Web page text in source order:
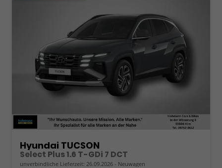
Hyundai TUCSON
Select Plus 1.6 T-GDi 7 DCT
unverbindliche Lieferzeit: 26.09.2026 Neuwagen